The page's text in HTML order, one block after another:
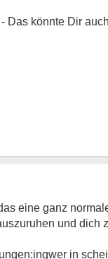
eine ganz
und dich
in